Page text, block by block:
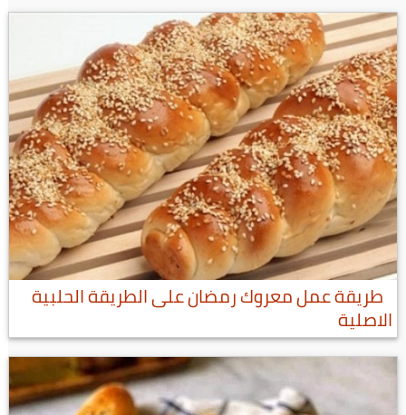
طريقة عمل معروك رمضان على الطريقة الحلبية
الاصلية